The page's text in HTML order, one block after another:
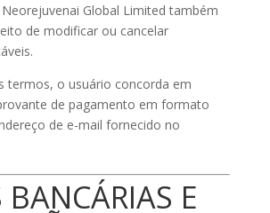
Global Limited também
de modificar ou cancelar
termos, o usuário concorda em
de pagamento em formato
de e-mail fornecido no
BANCÁRIAS E